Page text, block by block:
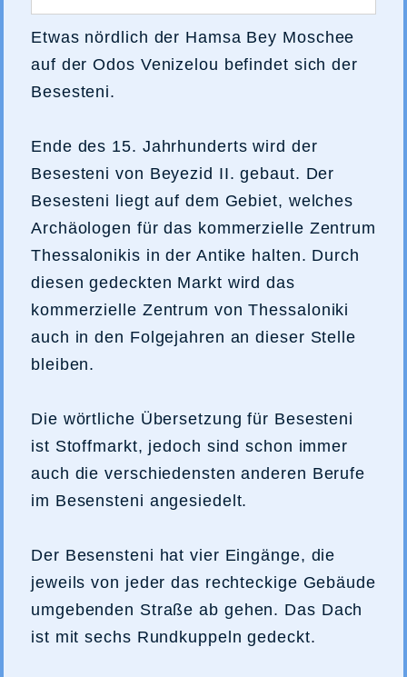
Etwas nördlich der Hamsa Bey Moschee
auf der Odos Venizelou befindet sich der
Besesteni.
Ende des 15. Jahrhunderts wird der
Besesteni von Beyezid II. gebaut. Der
Besesteni liegt auf dem Gebiet, welches
Archäologen für das kommerzielle Zentrum
Thessalonikis in der Antike halten. Durch
diesen gedeckten Markt wird das
kommerzielle Zentrum von Thessaloniki
auch in den Folgejahren an dieser Stelle
bleiben.
Die wörtliche Übersetzung für Besesteni
ist Stoffmarkt, jedoch sind schon immer
auch die verschiedensten anderen Berufe
im Besensteni angesiedelt.
Der Besensteni hat vier Eingänge, die
jeweils von jeder das rechteckige Gebäude
umgebenden Straße ab gehen. Das Dach
ist mit sechs Rundkuppeln gedeckt.